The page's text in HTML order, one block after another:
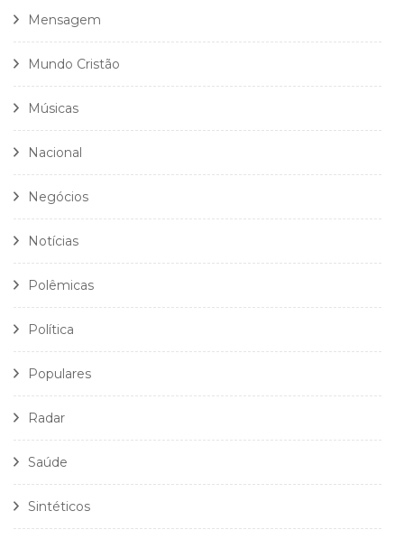
Mensagem
Mundo Cristão
Músicas
Nacional
Negócios
Notícias
Polêmicas
Política
Populares
Radar
Saúde
Sintéticos